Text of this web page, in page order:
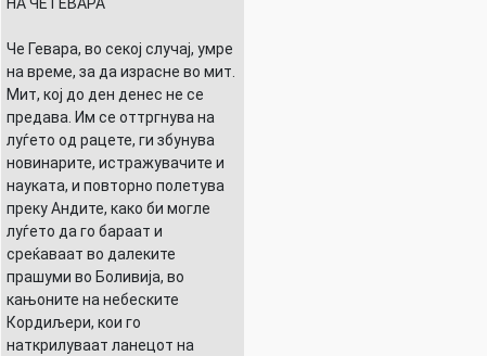
Че Гевара, во секој случај, умре
на време, за да израсне во мит.
Мит, кој до ден денес не се
предава. Им се оттргнува на
луѓето од рацете, ги збунува
новинарите, истражувачите и
науката, и повторно полетува
преку Андите, како би могле
луѓето да го бараат и
среќаваат во далеките
прашуми во Боливија, во
кањоните на небеските
Кордиљери, кои го
наткрилуваат ланецот на